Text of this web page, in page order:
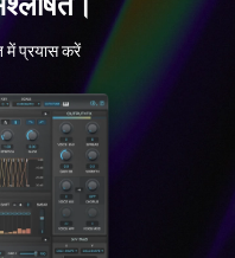
में प्रयास करें